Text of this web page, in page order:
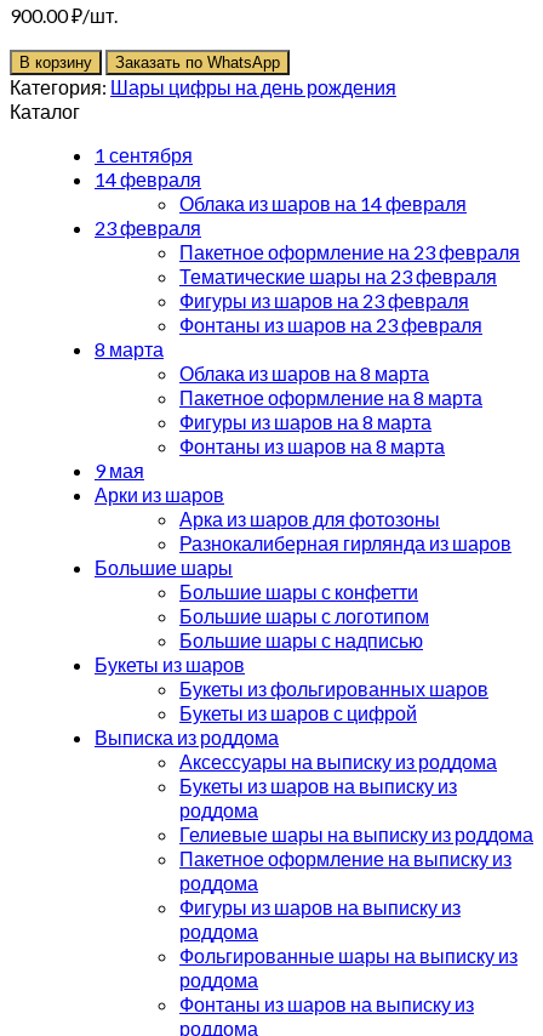
900.00₽
В корзину Заказать по WhatsApp
Категория: Шары цифры на день рождения
Каталог
1 сентября
14 февраля
Облака из шаров на 14 февраля
23 февраля
Пакетное оформление на 23 февраля
Тематические шары на 23 февраля
Фигуры из шаров на 23 февраля
Фонтаны из шаров на 23 февраля
8 марта
Облака из шаров на 8 марта
Пакетное оформление на 8 марта
Фигуры из шаров на 8 марта
Фонтаны из шаров на 8 марта
9 мая
Арки из шаров
Арка из шаров для фотозоны
Разнокалиберная гирлянда из шаров
Большие шары
Большие шары с конфетти
Большие шары с логотипом
Большие шары с надписью
Букеты из шаров
Букеты из фольгированных шаров
Букеты из шаров с цифрой
Выписка из роддома
Аксессуары на выписку из роддома
Букеты из шаров на выписку из
роддома
Гелиевые шары на выписку из роддома
Пакетное оформление на выписку из
роддома
Фигуры из шаров на выписку из
роддома
Фольгированные шары на выписку из
роддома
Фонтаны из шаров на выписку из
роддома